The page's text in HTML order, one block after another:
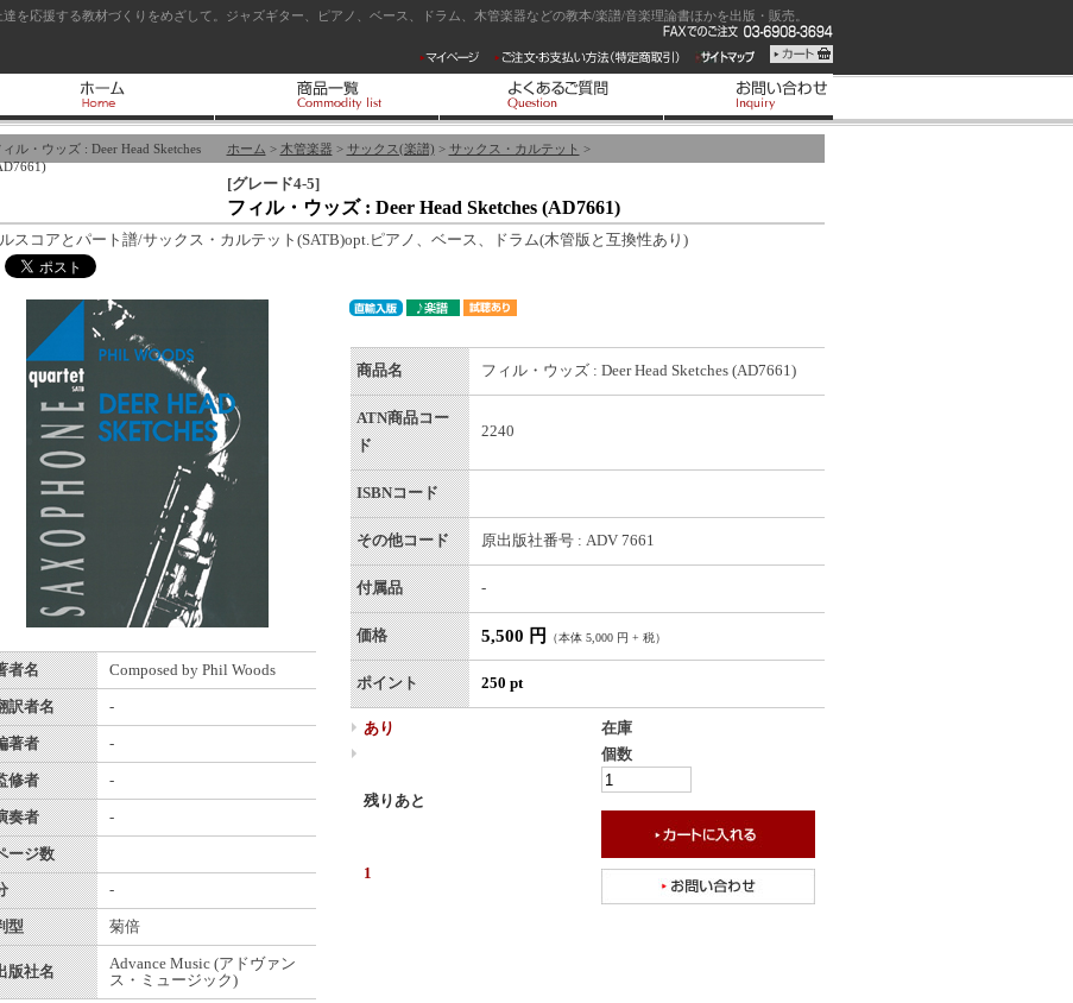
を応援する教材づくりをめざして。ジャズギター、ピアノ、ベース、ドラム、木管楽器などの教本/楽譜/音楽理論書ほかを出版・販売。
ホーム > 木管楽器 > サックス(楽譜) > サックス・カルテット >
ィル・ウッズ : Deer Head Sketches
[グレード4-5]
フィル・ウッズ : Deer Head Sketches (AD7661)
スコアとパート譜/サックス・カルテット(SATB)opt.ピアノ、ベース、ドラム(木管版と互換性あり)
者名 Composed by Phil Woods
訳者名 -
著者 -
修者 -
奏者 -
ージ数
-
型 菊倍
版社名
Advance Music (アドヴァン
ス・ミュージック)
商品名 フィル・ウッズ : Deer Head Sketches (AD7661)
ATN商品コー
ド
2240
ISBNコード
その他コード 原出版社番号 : ADV 7661
付属品 -
価格 5,500 円 （本体 5,000 円 + 税）
ポイント 250 pt
在庫
あり
残りあと
1
個数